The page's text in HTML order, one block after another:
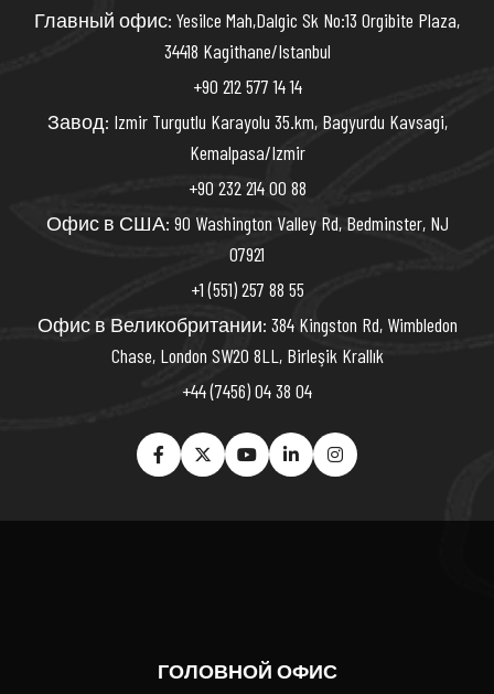
Главный офис: Yesilce Mah,Dalgic Sk No:13 Orgibite Plaza,
34418 Kagithane/Istanbul
+90 212 577 14 14
Завод: Izmir Turgutlu Karayolu 35.km, Bagyurdu Kavsagi,
Kemalpasa/Izmir
+90 232 214 00 88
Офис в США: 90 Washington Valley Rd, Bedminster, NJ
07921
+1 (551) 257 88 55
Офис в Великобритании: 384 Kingston Rd, Wimbledon
Chase, London SW20 8LL, Birleşik Krallık
+44 (7456) 04 38 04
ГОЛОВНОЙ ОФИС